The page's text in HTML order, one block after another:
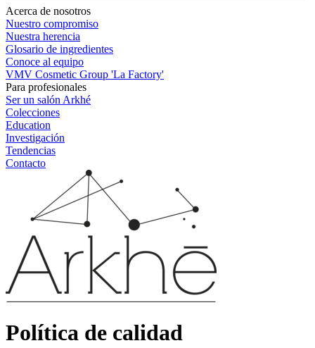
Acerca de nosotros
Nuestro compromiso
Nuestra herencia
Glosario de ingredientes
Conoce al equipo
VMV Cosmetic Group 'La Factory'
Para profesionales
Ser un salón Arkhé
Colecciones
Education
Investigación
Tendencias
Contacto
Política de calidad